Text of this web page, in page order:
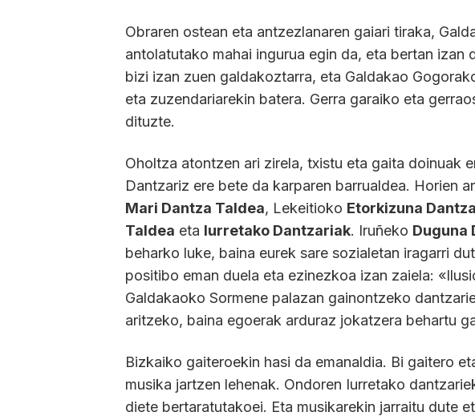
Obraren ostean eta antzezlanaren gaiari tiraka,
antolatutako mahai ingurua egin da, eta bertan izan
bizi izan zuen galdakoztarra, eta Galdakao
eta zuzendariarekin batera. Gerra garaiko eta
dituzte.
Oholtza atontzen ari zirela, txistu eta gaita doinuak
Dantzariz ere bete da karparen barrualdea. Horien
Mari Dantza Taldea, Lekeitioko Etorkizuna
Taldea eta Iurretako Dantzariak. Iruñeko Duguna
beharko luke, baina eurek sare sozialetan iragarri
positibo eman duela eta ezinezkoa izan zaiela:
Galdakaoko Sormene palazan gainontzeko
aritzeko, baina egoerak arduraz jokatzera behartu
Bizkaiko gaiteroekin hasi da emanaldia. Bi gaitero
musika jartzen lehenak. Ondoren Iurretako
diete bertaratutakoei. Eta musikarekin jarraitu dute